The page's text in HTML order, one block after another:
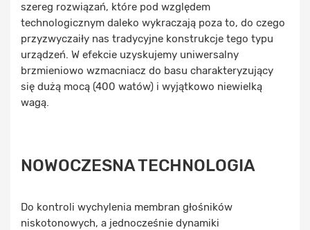
szereg rozwiązań, które pod względem
technologicznym daleko wykraczają poza to, do czego
przyzwyczaiły nas tradycyjne konstrukcje tego typu
urządzeń. W efekcie uzyskujemy uniwersalny
brzmieniowo wzmacniacz do basu charakteryzujący
się dużą mocą (400 watów) i wyjątkowo niewielką
wagą.
NOWOCZESNA TECHNOLOGIA
Do kontroli wychylenia membran głośników
niskotonowych, a jednocześnie dynamiki